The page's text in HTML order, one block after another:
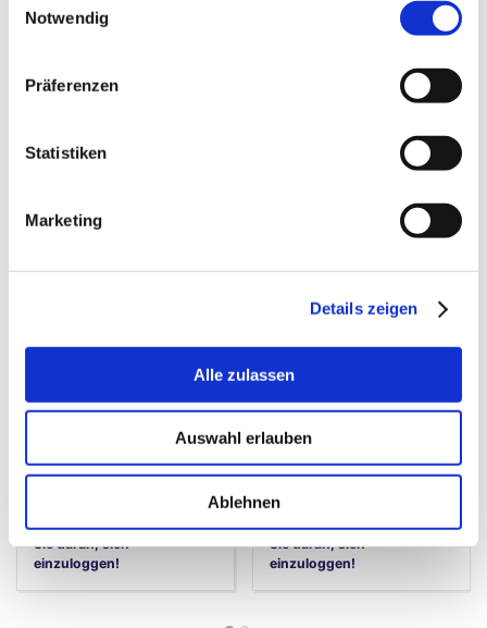
Notwendig
Präferenzen
Statistiken
Marketing
Details zeigen
Alle zulassen
Auswahl erlauben
Ablehnen
105,70
Stck inkl. MwSt.
Geschäftskunde? Denken
Sie daran, sich
einzuloggen!
Sie sparen 70%
Spannsatz
55X85
59,06
EUR 17,72
Stck inkl. MwSt.
Geschäftskunde? Denken
Sie daran, sich
einzuloggen!